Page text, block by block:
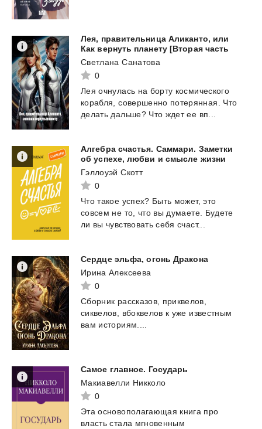
Лея, правительница Аликанто, или
Как вернуть планету [Вторая часть
Светлана Санатова
0
Лея очнулась на борту космического
корабля, совершенно потерянная. Что
делать дальше? Что ждет ее вп...
Алгебра счастья. Саммари. Заметки
об успехе, любви и смысле жизни
Гэллоуэй Скотт
0
Что такое успех? Быть может, это
совсем не то, что вы думаете. Будете
ли вы чувствовать себя счаст...
Сердце эльфа, огонь Дракона
Ирина Алексеева
0
Сборник рассказов, приквелов,
сиквелов, вбоквелов к уже известным
вам историям....
Самое главное. Государь
Макиавелли Никколо
0
Эта основополагающая книга про
власть стала мгновенным